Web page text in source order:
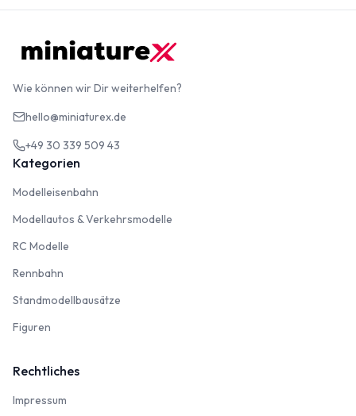
Wie können wir Dir weiterhelfen?
hello@miniaturex.de
+49 30 339 509 43
Kategorien
Modelleisenbahn
Modellautos & Verkehrsmodelle
RC Modelle
Rennbahn
Standmodellbausätze
Figuren
Rechtliches
Impressum